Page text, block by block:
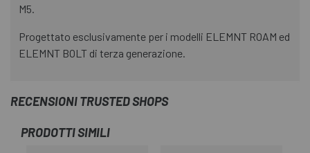
M5.
Progettato esclusivamente per i modelli ELEMNT ROAM ed
ELEMNT BOLT di terza generazione.
RECENSIONI TRUSTED SHOPS
PRODOTTI SIMILI